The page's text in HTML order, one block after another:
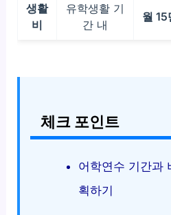
생활
비
유학생활 기
간 내
월
체크 포인트
어학연수 기간과
획하기